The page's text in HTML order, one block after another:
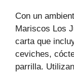
Con un
Mariscos Los
carta que
ceviches,
parrilla.